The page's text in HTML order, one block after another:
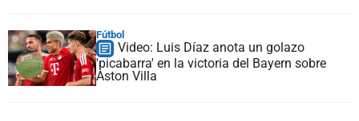
Fútbol
Video: Luis Díaz anota un golazo
'picabarra' en la victoria del Bayern sobre
Aston Villa